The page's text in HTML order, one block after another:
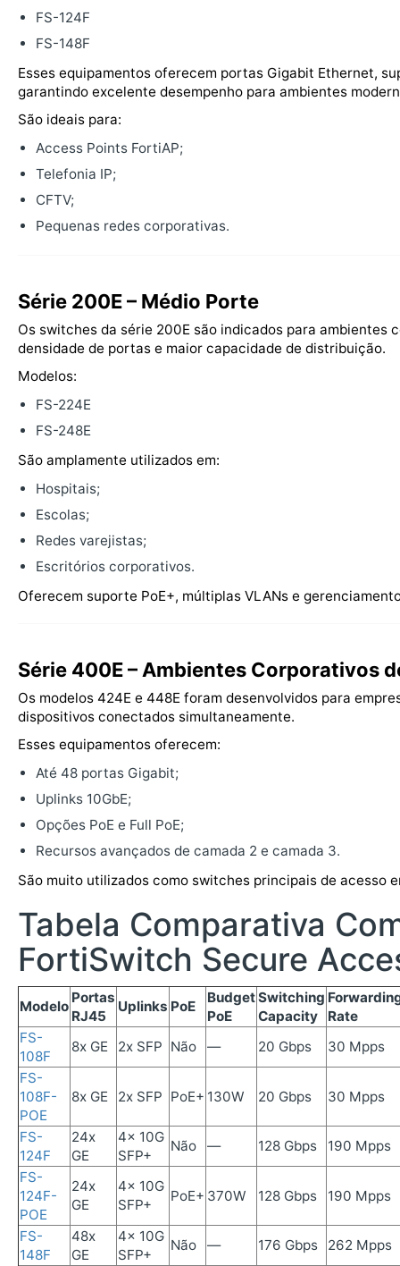
FS-124F
FS-148F
Esses equipamentos oferecem portas Gigabit Ethernet,
garantindo excelente desempenho para ambientes
São ideais para:
Access Points FortiAP;
Telefonia IP;
CFTV;
Pequenas redes corporativas.
Série 200E – Médio Porte
Os switches da série 200E são indicados para ambientes
densidade de portas e maior capacidade de distribuição.
Modelos:
FS-224E
FS-248E
São amplamente utilizados em:
Hospitais;
Escolas;
Redes varejistas;
Escritórios corporativos.
Oferecem suporte PoE+, múltiplas VLANs e
Série 400E – Ambientes Corporativos
Os modelos 424E e 448E foram desenvolvidos para
dispositivos conectados simultaneamente.
Esses equipamentos oferecem:
Até 48 portas Gigabit;
Uplinks 10GbE;
Opções PoE e Full PoE;
Recursos avançados de camada 2 e camada 3.
São muito utilizados como switches principais de acesso
Tabela Comparativa
FortiSwitch Secure
Modelo
Portas
RJ45
Uplinks PoE
Budget
PoE
Switching
Capacity
Rate
FS-
108F
8x GE 2x SFP Não — 20 Gbps
30 Mpps
FS-
108F-
POE
8x GE 2x SFP PoE+ 130W 20 Gbps 30 Mpps
FS-
124F
24x
GE
4x 10G
SFP+
Não — 128 Gbps
190 Mpps
FS-
124F-
POE
24x
GE
4x 10G
SFP+
PoE+ 370W 128 Gbps 190 Mpps
FS-
148F
48x
GE
4x 10G
SFP+
Não — 176 Gbps
262 Mpps